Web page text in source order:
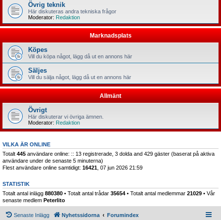
Övrig teknik
Här diskuteras andra tekniska frågor
Moderator: Redaktion
Marknadsplats
Köpes
Vill du köpa något, lägg då ut en annons här
Säljes
Vill du sälja något, lägg då ut en annons här
Allmänt
Övrigt
Här diskuterar vi övriga ämnen.
Moderator: Redaktion
VILKA ÄR ONLINE
Totalt 445 användare online: :: 13 registrerade, 3 dolda and 429 gäster (baserat på aktiva
användare under de senaste 5 minuterna)
Flest användare online samtidigt: 16421 , 07 jun 2026 21:59
STATISTIK
Totalt antal inlägg 880380 • Totalt antal trådar 35654 • Totalt antal medlemmar 21029 • Vår
senaste medlem Peterlito
Senaste Inlägg Nyhetssidorna Forumindex